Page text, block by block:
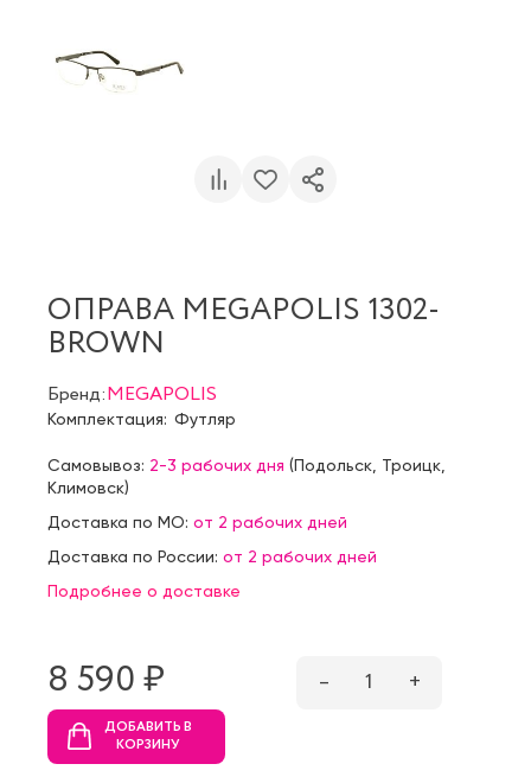
ОПРАВА MEGAPOLIS 1302-
BROWN
Бренд:MEGAPOLIS
Комплектация: Футляр
Самовывоз: 2-3 рабочих дня (Подольск Троицк
Климовск)
Доставка по МО: от 2 рабочих дней
Доставка по России: от 2 рабочих дней
Подробнее о доставке
8 590 ₷ – 1 +
ДОБАВИТЬ В
КОРЗИНУ